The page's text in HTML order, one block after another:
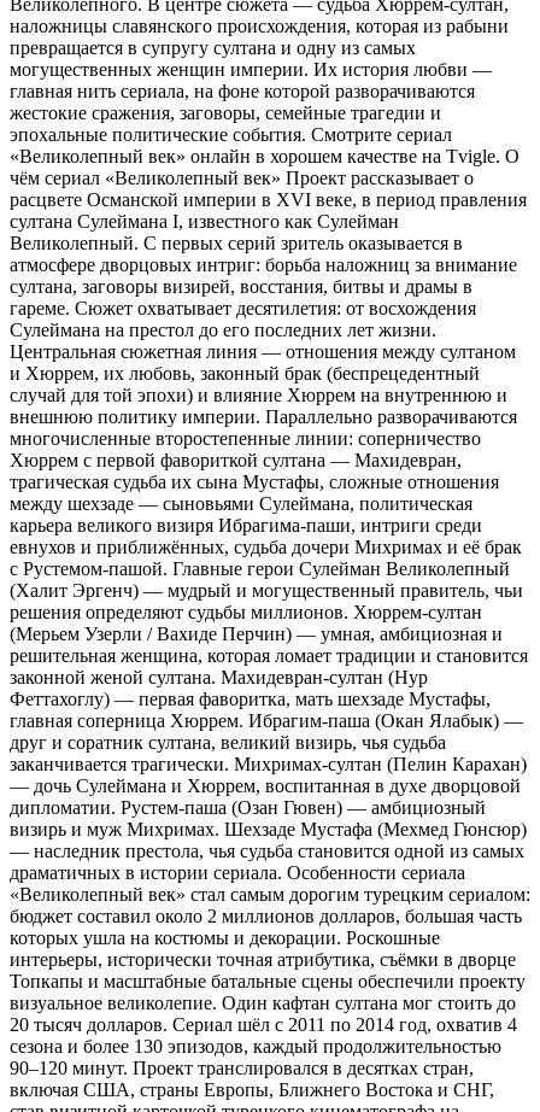
Великолепного. В центре сюжета — судьба Хюррем-султан,
наложницы славянского происхождения, которая из рабыни
превращается в супругу султана и одну из самых
могущественных женщин империи. Их история любви —
главная нить сериала, на фоне которой разворачиваются
жестокие сражения, заговоры, семейные трагедии и
эпохальные политические события. Смотрите сериал
«Великолепный век» онлайн в хорошем качестве на Tvigle. О
чём сериал «Великолепный век» Проект рассказывает о
расцвете Османской империи в XVI веке, в период правления
султана Сулеймана I, известного как Сулейман
Великолепный. С первых серий зритель оказывается в
атмосфере дворцовых интриг: борьба наложниц за внимание
султана, заговоры визирей, восстания, битвы и драмы в
гареме. Сюжет охватывает десятилетия: от восхождения
Сулеймана на престол до его последних лет жизни.
Центральная сюжетная линия — отношения между султаном
и Хюррем, их любовь, законный брак (беспрецедентный
случай для той эпохи) и влияние Хюррем на внутреннюю и
внешнюю политику империи. Параллельно разворачиваются
многочисленные второстепенные линии: соперничество
Хюррем с первой фавориткой султана — Махидевран,
трагическая судьба их сына Мустафы, сложные отношения
между шехзаде — сыновьями Сулеймана, политическая
карьера великого визиря Ибрагима-паши, интриги среди
евнухов и приближённых, судьба дочери Михримах и её брак
с Рустемом-пашой. Главные герои Сулейман Великолепный
(Халит Эргенч) — мудрый и могущественный правитель, чьи
решения определяют судьбы миллионов. Хюррем-султан
(Мерьем Узерли / Вахиде Перчин) — умная, амбициозная и
решительная женщина, которая ломает традиции и становится
законной женой султана. Махидевран-султан (Нур
Феттахоглу) — первая фаворитка, мать шехзаде Мустафы,
главная соперница Хюррем. Ибрагим-паша (Окан Ялабык) —
друг и соратник султана, великий визирь, чья судьба
заканчивается трагически. Михримах-султан (Пелин Карахан)
— дочь Сулеймана и Хюррем, воспитанная в духе дворцовой
дипломатии. Рустем-паша (Озан Гювен) — амбициозный
визирь и муж Михримах. Шехзаде Мустафа (Мехмед Гюнсюр)
— наследник престола, чья судьба становится одной из самых
драматичных в истории сериала. Особенности сериала
«Великолепный век» стал самым дорогим турецким сериалом:
бюджет составил около 2 миллионов долларов, большая часть
которых ушла на костюмы и декорации. Роскошные
интерьеры, исторически точная атрибутика, съёмки в дворце
Топкапы и масштабные батальные сцены обеспечили проекту
визуальное великолепие. Один кафтан султана мог стоить до
20 тысяч долларов. Сериал шёл с 2011 по 2014 год, охватив 4
сезона и более 130 эпизодов, каждый продолжительностью
90–120 минут. Проект транслировался в десятках стран,
включая США, страны Европы, Ближнего Востока и СНГ,